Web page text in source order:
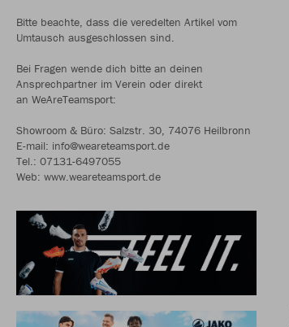
Bitte beachte, dass die veredelten Artikel vom
Umtausch ausgeschlossen sind.
Bei Fragen wende dich bitte an deinen
Ansprechpartner im Verein oder direkt
an WeAreTeamsport:
Showroom & Büro: Salzstr. 30, 74076 Heilbronn
E-mail: info@weareteamsport.de
Tel.: 07131-6497055
Web: www.weareteamsport.de